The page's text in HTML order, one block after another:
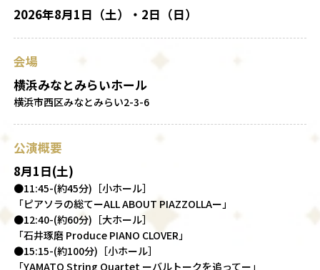
2026年8月1日（土）・2日（日）
会場
横浜みなとみらいホール
横浜市西区みなとみらい2-3-6
公演概要
8月1日(土)
●11:45-(約45分)［小ホール］
「ピアソラの総てーALL ABOUT PIAZZOLLAー」
●12:40-(約60分)［大ホール］
「石井琢磨 Produce PIANO CLOVER」
●15:15-(約100分)［小ホール］
「YAMATO String Quartet ーバルトークを追ってー」